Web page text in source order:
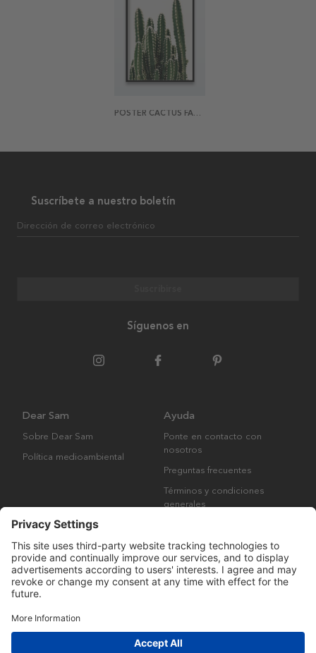
POSTER CACTUS FAMILY
Suscríbete a nuestro boletín
Dirección de correo electrónico
Síguenos en
Dear Sam
Sobre Dear Sam
Política medioambiental
Ayuda
Ponte en contacto con
nosotros
Preguntas frecuentes
Términos y condiciones
generales
Derechos de autor © Many Brands AB 2023. Todos los derechos